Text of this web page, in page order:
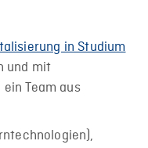
in Studium
und mit
Team aus